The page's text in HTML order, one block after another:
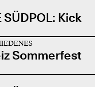
SÜDPOL: Kick
Sommerfest